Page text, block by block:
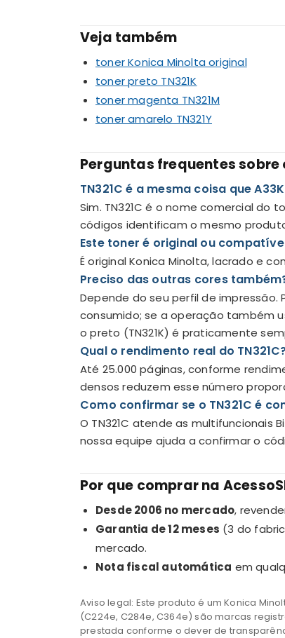
Veja também
toner Konica Minolta original
toner preto TN321K
toner magenta TN321M
toner amarelo TN321Y
Perguntas frequentes sobre
TN321C é a mesma coisa que
Sim. TN321C é o nome comercial
códigos identificam o mesmo
Este toner é original ou
É original Konica Minolta, lacrado e
Preciso das outras cores
Depende do seu perfil de
consumido; se a operação também
o preto (TN321K) é praticamente
Qual o rendimento real do
Até 25.000 páginas, conforme
densos reduzem esse número
Como confirmar se o TN321C é
O TN321C atende as multifuncionais
nossa equipe ajuda a confirmar o
Por que comprar na
Desde 2006 no mercado,
Garantia de 12 meses (3 do
mercado.
Nota fiscal automática em
Aviso legal: Este produto é um Konica
(C224e, C284e, C364e) são marcas
prestada conforme o dever de